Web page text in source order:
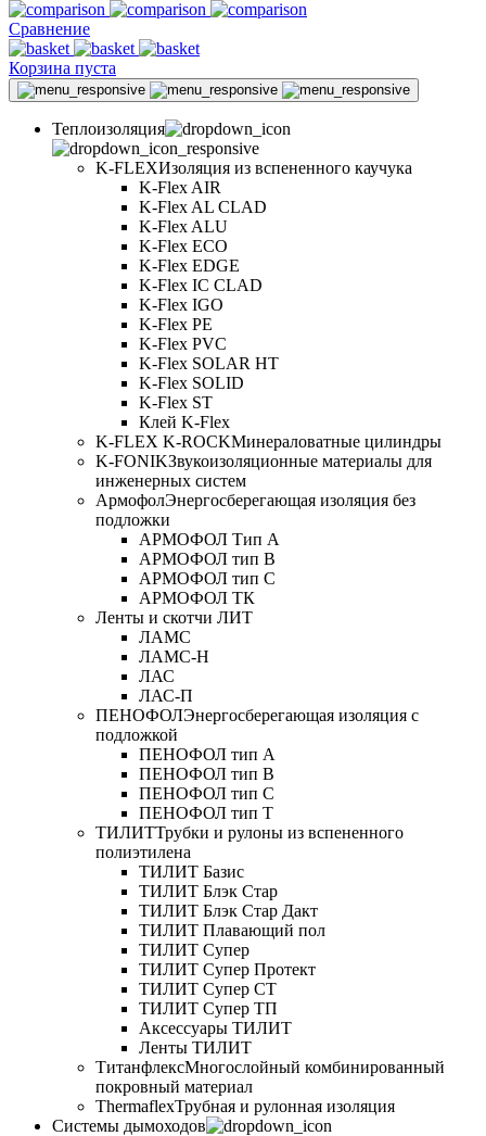
Сравнение
Корзина пуста
Теплоизоляция
K-FLEXИзоляция из вспененного каучука
K-Flex AIR
K-Flex AL CLAD
K-Flex ALU
K-Flex ECO
K-Flex EDGE
K-Flex IC CLAD
K-Flex IGO
K-Flex PE
K-Flex PVC
K-Flex SOLAR HT
K-Flex SOLID
K-Flex ST
Клей K-Flex
K-FLEX K-ROCKМинераловатные цилиндры
K-FONIKЗвукоизоляционные материалы для
инженерных систем
АрмофолЭнергосберегающая изоляция без
подложки
АРМОФОЛ Тип А
АРМОФОЛ тип В
АРМОФОЛ тип C
АРМОФОЛ ТК
Ленты и скотчи ЛИТ
ЛАМС
ЛАМС-Н
ЛАС
ЛАС-П
ПЕНОФОЛЭнергосберегающая изоляция с
подложкой
ПЕНОФОЛ тип А
ПЕНОФОЛ тип B
ПЕНОФОЛ тип C
ПЕНОФОЛ тип T
ТИЛИТТрубки и рулоны из вспененного
полиэтилена
ТИЛИТ Базис
ТИЛИТ Блэк Стар
ТИЛИТ Блэк Стар Дакт
ТИЛИТ Плавающий пол
ТИЛИТ Супер
ТИЛИТ Супер Протект
ТИЛИТ Супер СТ
ТИЛИТ Супер ТП
Аксессуары ТИЛИТ
Ленты ТИЛИТ
ТитанфлексМногослойный комбинированный
покровный материал
ThermaflexТрубная и рулонная изоляция
Cистемы дымоходов